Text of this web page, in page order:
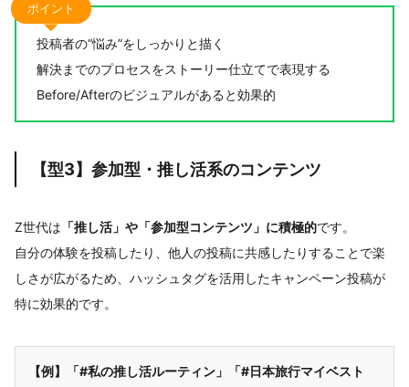
ポイント
投稿者の“悩み”をしっかりと描く
解決までのプロセスをストーリー仕立てで表現する
Before/Afterのビジュアルがあると効果的
【型3】参加型・推し活系のコンテンツ
Z世代は 「推し活」や「参加型コンテンツ」に積極的です。
自分の体験を投稿したり、他人の投稿に共感したりすることで楽
しさが広がるため、ハッシュタグを活用したキャンペーン投稿が
特に効果的です。
【例】「#私の推し活ルーティン」「#日本旅行マイベスト